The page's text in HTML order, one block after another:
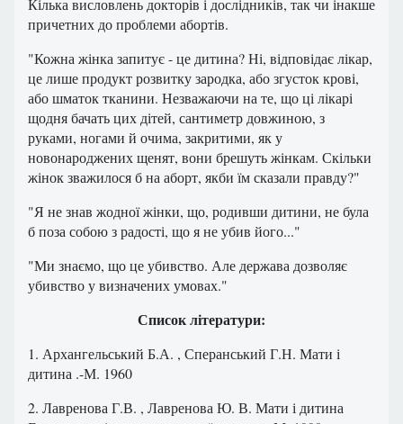
Кілька висловлень докторів і дослідників, так чи інакше
причетних до проблеми абортів.
"Кожна жінка запитує - це дитина? Ні, відповідає лікар,
це лише продукт розвитку зародка, або згусток крові,
або шматок тканини. Незважаючи на те, що ці лікарі
щодня бачать цих дітей, сантиметр довжиною, з
руками, ногами й очима, закритими, як у
новонароджених щенят, вони брешуть жінкам. Скільки
жінок зважилося б на аборт, якби їм сказали правду?"
"Я не знав жодної жінки, що, родивши дитини, не була
б поза собою з радості, що я не убив його..."
"Ми знаємо, що це убивство. Але держава дозволяє
убивство у визначених умовах."
Список літератури:
1. Архангельський Б.А. , Сперанський Г.Н. Мати і
дитина .-М. 1960
2. Лавренова Г.В. , Лавренова Ю. В. Мати і дитина